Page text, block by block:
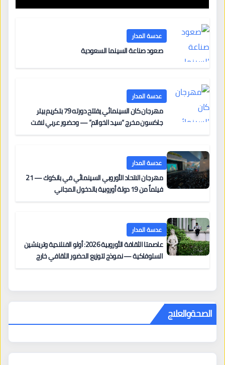
عدسة المدار
صعود صناعة السينما السعودية
عدسة المدار
مهرجان كان السينمائي يفتتح دورته 79 بتكريم بيتر
جاكسون مخرج “سيد الخواتم” — وحضور عربي لافت
عدسة المدار
مهرجان الاتحاد الأوروبي السينمائي في بانكوك — 21
فيلماً من 19 دولة أوروبية بالدخول المجاني
عدسة المدار
عاصمتا الثقافة الأوروبية 2026: أولو الفنلندية وترينشين
السلوفاكية — نموذج لتوزيع الحضور الثقافي خارج
الصحةوالعلاج